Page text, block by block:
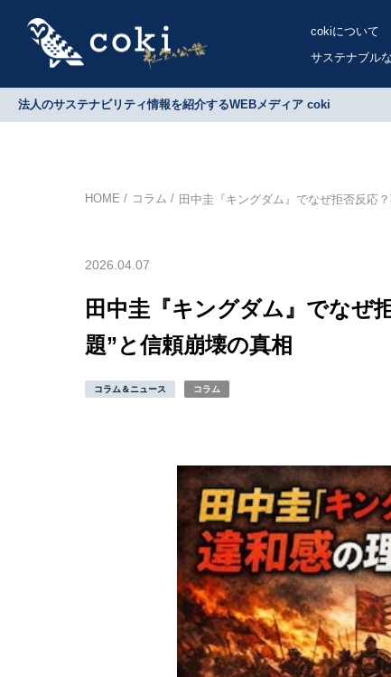
cokiについて
サステナブル
法人のサステナビリティ情報を紹介するWEBメディア coki
HOME コラム 田中圭『キングダム』でなぜ拒否反応
2026.04.07
田中圭『キングダム』でなぜ
題”と信頼崩壊の真相
コラム＆ニュース コラム